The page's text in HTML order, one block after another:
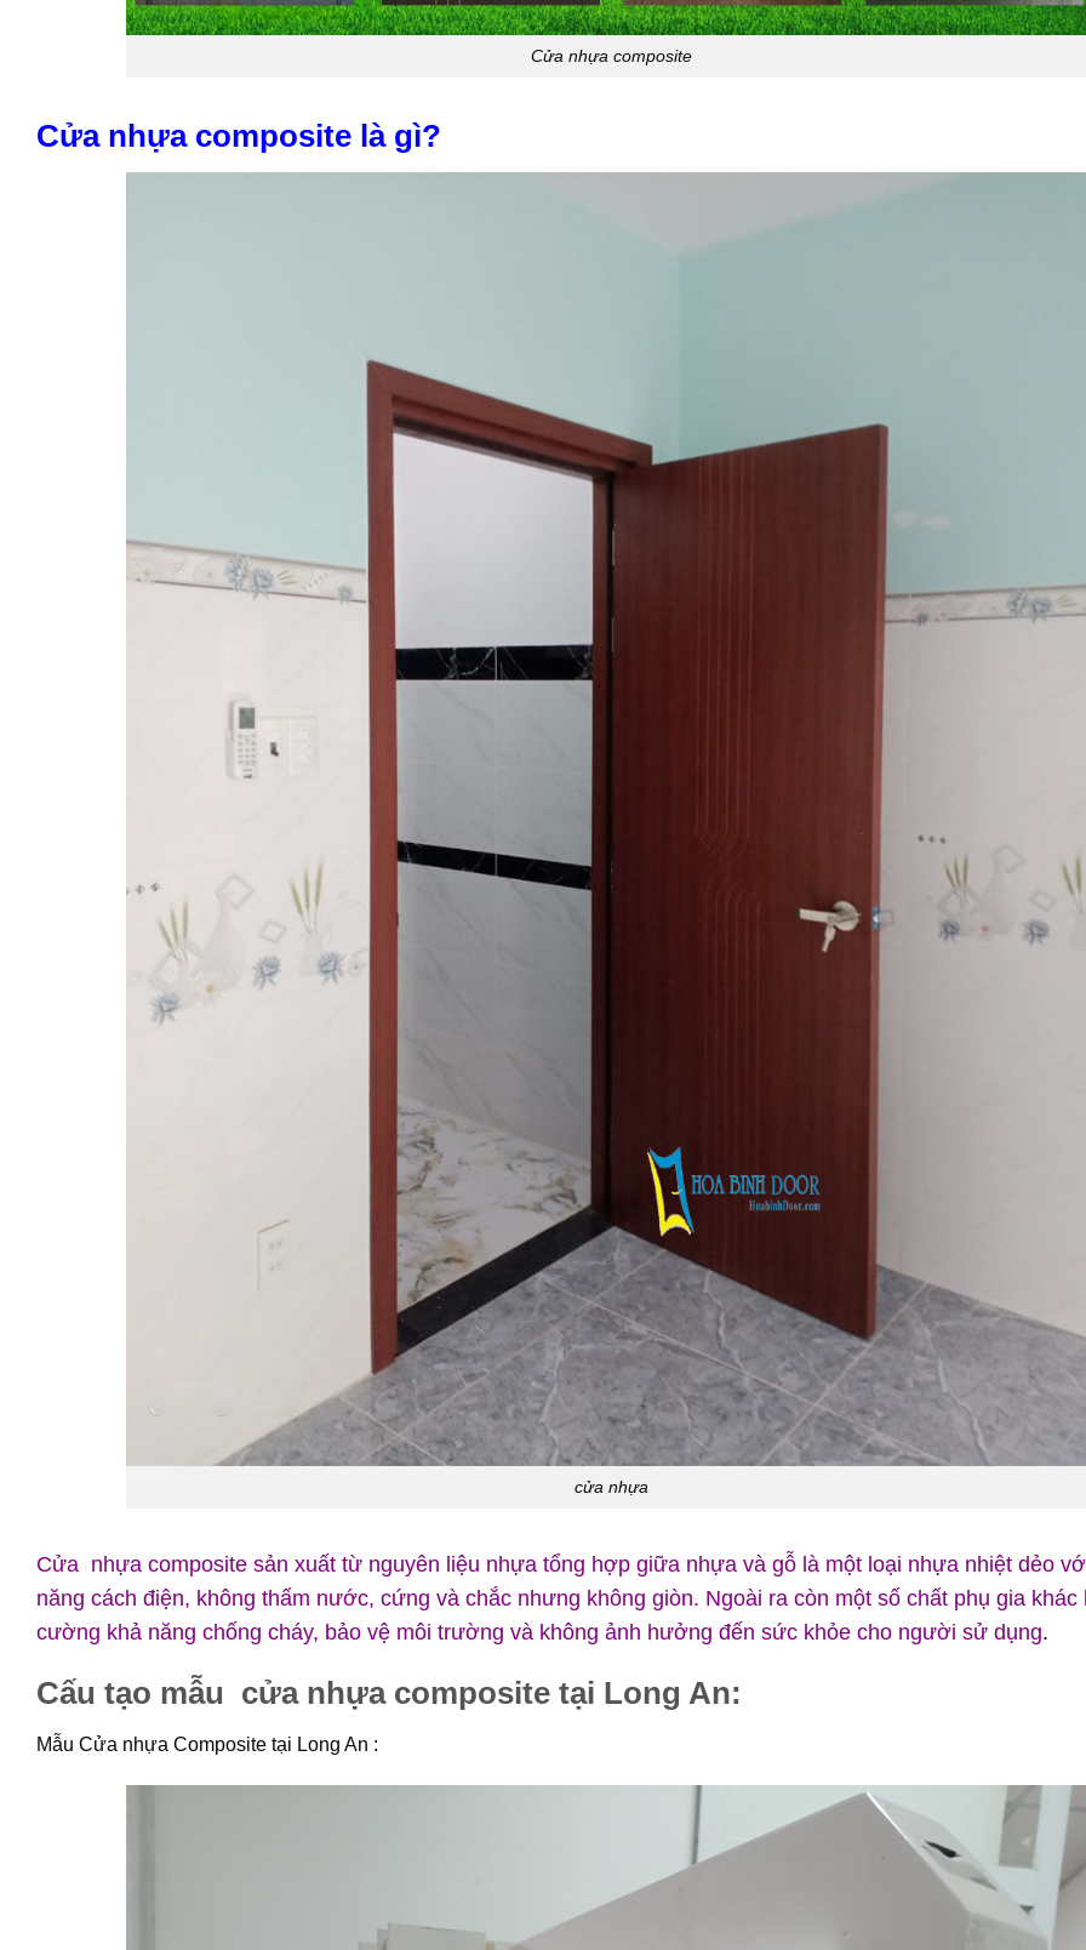
Cửa nhựa composite
Cửa nhựa composite là gì?
cửa nhựa
Cửa nhựa composite sản xuất từ nguyên liệu nhựa tổng hợp giữa nhựa và gỗ là một loại nhựa nhiệt dẻo
năng cách điện, không thấm nước, cứng và chắc nhưng không giòn. Ngoài ra còn một số chất phụ gia khác
cường khả năng chống cháy, bảo vệ môi trường và không ảnh hưởng đến sức khỏe cho người sử dụng.
Cấu tạo mẫu cửa nhựa composite tại Long An:
Mẫu Cửa nhựa Composite tại Long An :